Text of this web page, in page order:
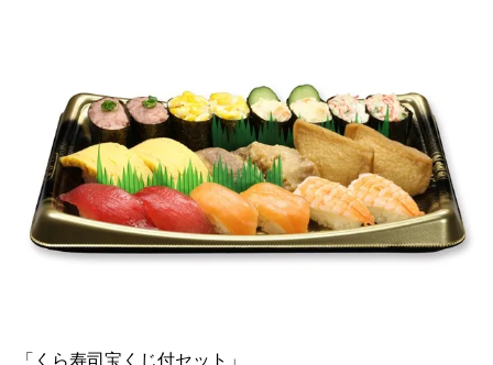
「くら寿司宝くじ付セット」